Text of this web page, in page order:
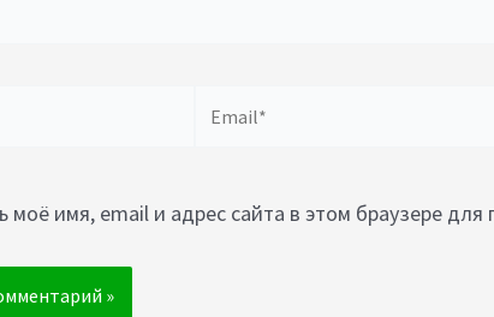
моё имя, email и адрес сайта в этом браузере